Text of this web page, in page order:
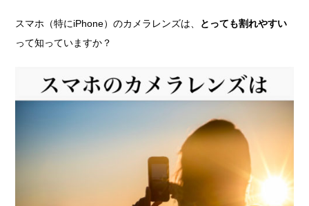
スマホ（特にiPhone）のカメラレンズは、 とっても割れやすい
って知っていますか？